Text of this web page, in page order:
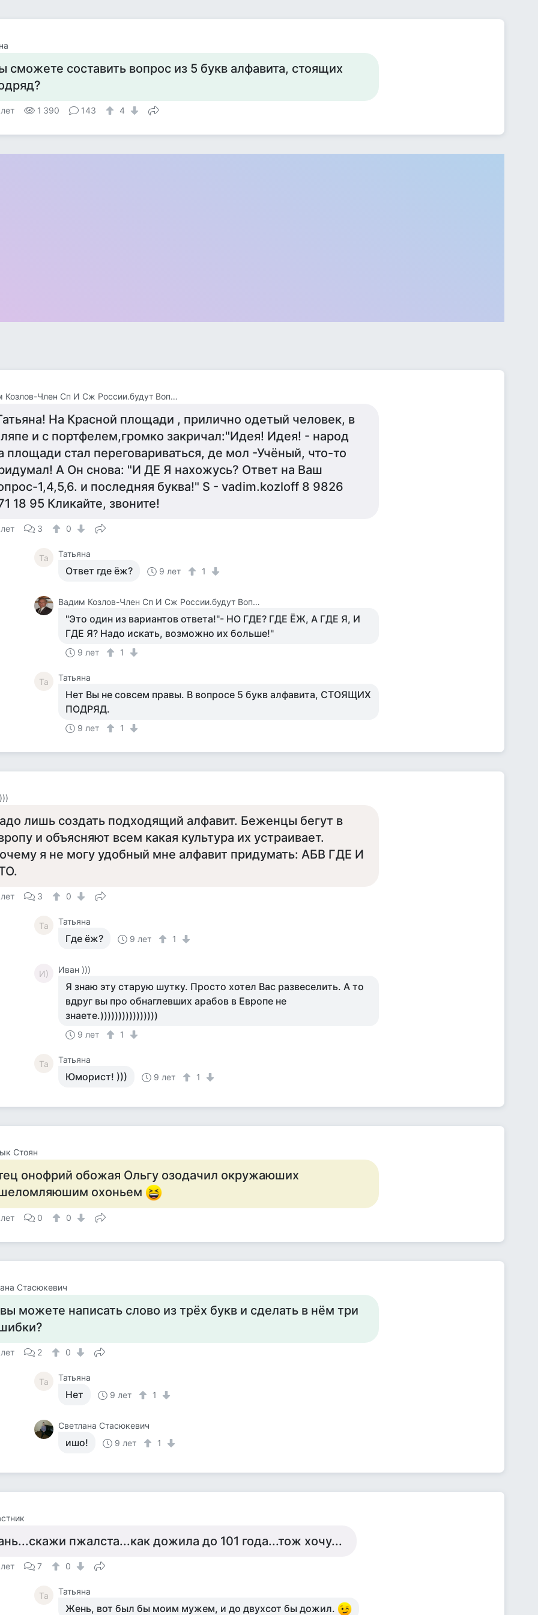
сможете составить вопрос из 5 букв алфавита, стоящих
1 390 143 4
Вадим Козлов-Член Сп И Сж России.будут Вопросы -Звоните 8 926 571 18 95
На Красной площади , прилично одетый человек, в
и с портфелем,громко закричал:"Идея! Идея! - народ
площади стал переговариваться, де мол -Учёный, что-то
А Он снова: "И ДЕ Я нахожусь? Ответ на Ваш
1,4,5,6. и последняя буква!" S - vadim.kozloff 8 9826
18 95 Кликайте, звоните!
3 0
Та Татьяна
Ответ где ёж? 9 лет 1
Вадим Козлов-Член Сп И Сж России.будут Вопросы -Звоните 8 926 571 18 95
"Это один из вариантов ответа!"- НО ГДЕ? ГДЕ ЁЖ, А ГДЕ Я, И
ГДЕ Я? Надо искать, возможно их больше!"
9 лет 1
Та Татьяна
Нет Вы не совсем правы. В вопросе 5 букв алфавита, СТОЯЩИХ
ПОДРЯД.
9 лет 1
лишь создать подходящий алфавит. Беженцы бегут в
и объясняют всем какая культура их устраивает.
я не могу удобный мне алфавит придумать: АБВ ГДЕ И
3 0
Та Татьяна
Где ёж? 9 лет 1
И) Иван )))
Я знаю эту старую шутку. Просто хотел Вас развеселить. А то
вдруг вы про обнаглевших арабов в Европе не
знаете.))))))))))))))))
9 лет 1
Та Татьяна
Юморист! ))) 9 лет 1
Стоян
онофрий обожая Ольгу озодачил окружаюших
охоньем
0 0
Стасюкевич
можете написать слово из трёх букв и сделать в нём три
2 0
Та Татьяна
Нет 9 лет 1
Светлана Стасюкевич
ишо! 9 лет 1
пжалста...как дожила до 101 года...тож хочу...
7 0
Та Татьяна
Жень, вот был бы моим мужем, и до двухсот бы дожил.